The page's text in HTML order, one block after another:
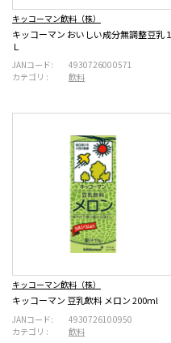
キッコーマン飲料（株）
キッコーマン おいしい成分無調整豆乳１
Ｌ
JANコード:
4930726000571
カテゴリ :
飲料
キッコーマン飲料（株）
キッコーマン 豆乳飲料 メロン 200ml
JANコード:
4930726100950
カテゴリ :
飲料